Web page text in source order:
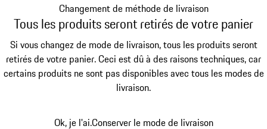
Changement de méthode de livraison
Tous les produits seront retirés de votre panier
Si vous changez de mode de livraison, tous les produits seront
retirés de votre panier. Ceci est dû à des raisons techniques, car
certains produits ne sont pas disponibles avec tous les modes de
livraison.
Ok, je l'ai.Conserver le mode de livraison